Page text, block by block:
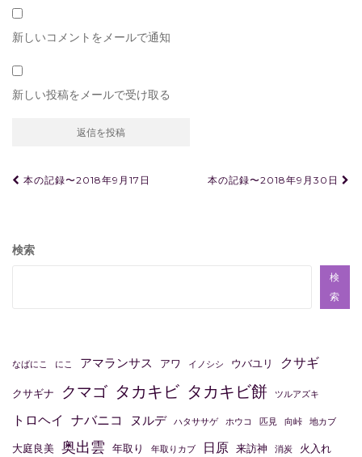
新しいコメントをメールで通知
新しい投稿をメールで受け取る
投
ビ
ン
本の記録〜2018年9月17日 本の記録〜2018年9月30日
検索
検
索
なばにこ にこ アマランサス アワ イノシシ ウバユリ クサギ
クサギナ クマゴ タカキビ タカキビ餅 ツルアズキ
トロヘイ ナバニコ ヌルデ ハタササゲ ホウコ 匹見 向峠 地カブ
大庭良美 奥出雲 年取り 年取りカブ 日原 来訪神 消炭 火入れ